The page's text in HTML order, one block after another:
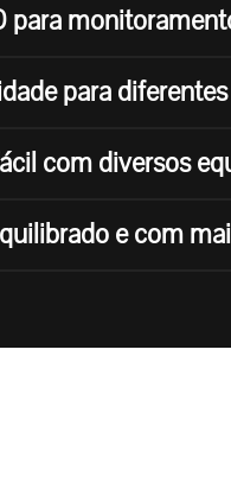
para
para
com diversos
e com